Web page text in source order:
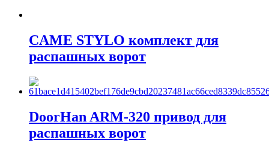
CAME STYLO комплект для
распашных ворот
DoorHan ARM-320 привод для
распашных ворот